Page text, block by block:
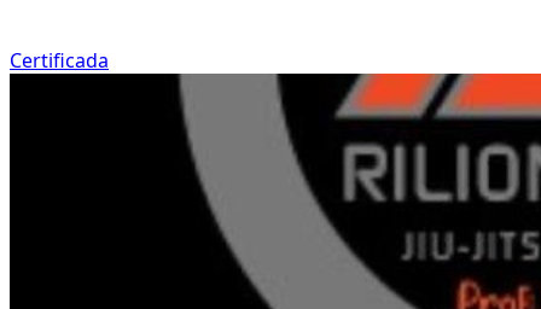
Certificada